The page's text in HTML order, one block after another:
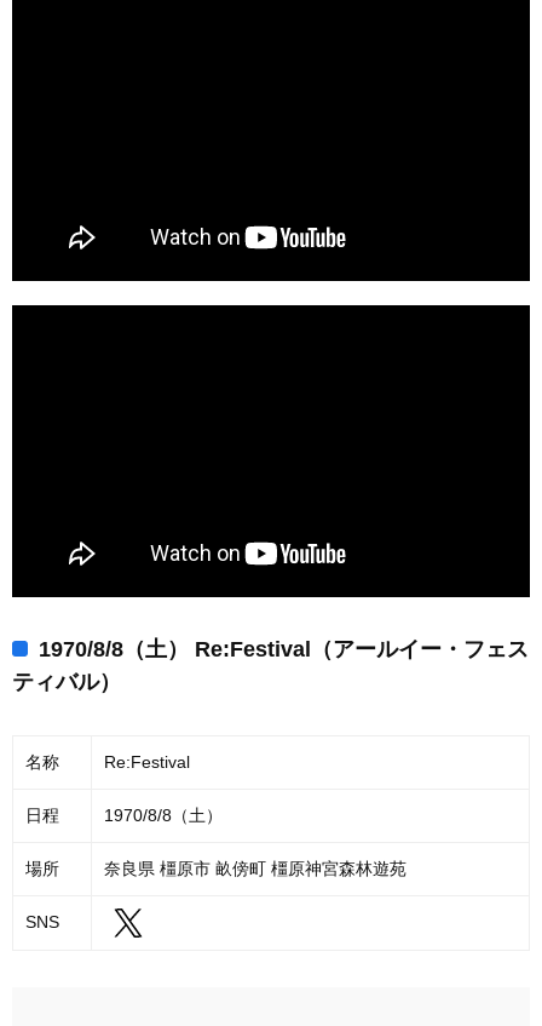
1970/8/8（土） Re:Festival（アールイー・フェス
ティバル）
名称 Re:Festival
日程 1970/8/8（土）
場所 奈良県 橿原市 畝傍町 橿原神宮森林遊苑
SNS